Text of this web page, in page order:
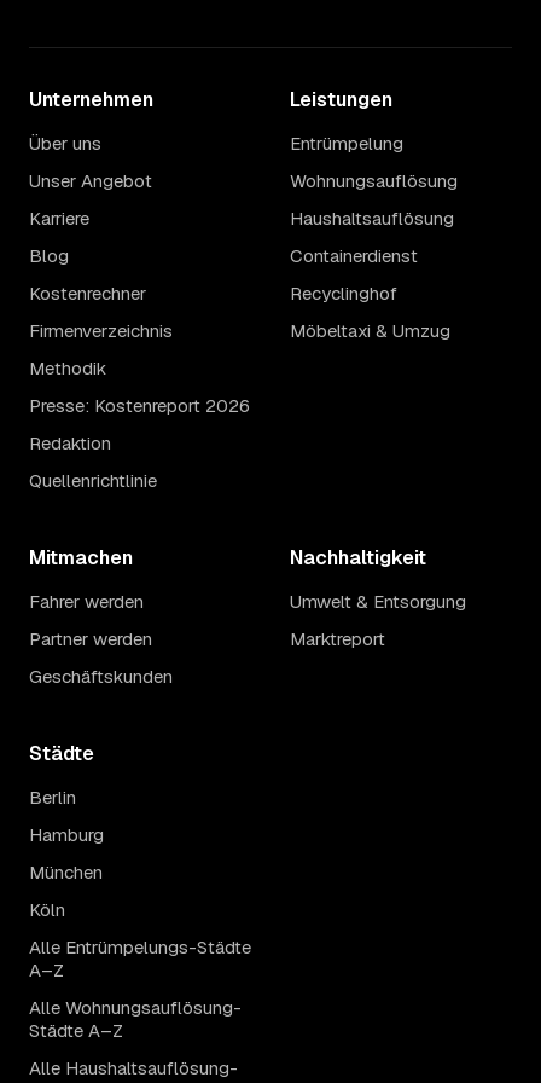
Unternehmen
Über uns
Unser Angebot
Karriere
Blog
Kostenrechner
Firmenverzeichnis
Methodik
Presse: Kostenreport 2026
Redaktion
Quellenrichtlinie
Leistungen
Entrümpelung
Wohnungsauflösung
Haushaltsauflösung
Containerdienst
Recyclinghof
Möbeltaxi & Umzug
Mitmachen
Fahrer werden
Partner werden
Geschäftskunden
Nachhaltigkeit
Umwelt & Entsorgung
Marktreport
Städte
Berlin
Hamburg
München
Köln
Alle Entrümpelungs-Städte
A–Z
Alle Wohnungsauflösung-
Städte A–Z
Alle Haushaltsauflösung-